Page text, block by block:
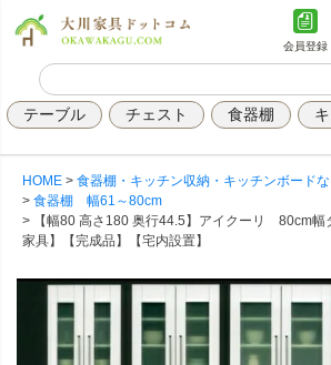
会員登録
テーブル チェスト 食器棚
HOME
食器棚・キッチン収納・キッチンボード
食器棚 幅61～80cm
【幅80 高さ180 奥行44.5】アイクーリ 80cm幅
家具】【完成品】【宅内設置】